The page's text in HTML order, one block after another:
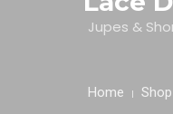
NUESTROS PRODUCTOS
Jupes &
Home Shop